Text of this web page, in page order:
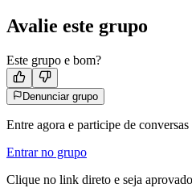
Avalie este grupo
Este grupo e bom?
Denunciar grupo
Entre agora e participe de conversas
Entrar no grupo
Clique no link direto e seja